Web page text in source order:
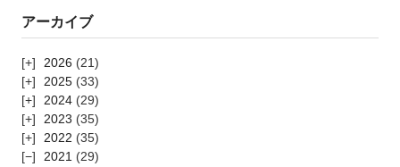
アーカイブ
2026 (21)
2025 (33)
2024 (29)
2023 (35)
2022 (35)
2021 (29)